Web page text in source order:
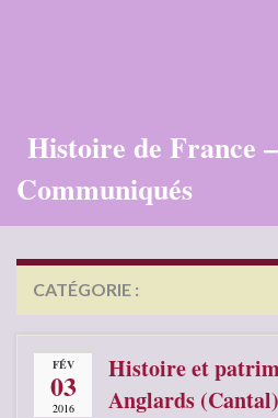
Histoire de France –
Communiqués
CATÉGORIE :
FÉV
03
2016
Histoire et
Anglards (Cantal)